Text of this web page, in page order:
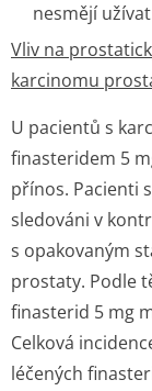
nesmějí
Vliv na
karcinomu
U pacientů s
finasteridem 5
přínos. Pacienti
sledováni v
s opakovaným
prostaty. Podle
finasterid 5 mg
Celková
léčených